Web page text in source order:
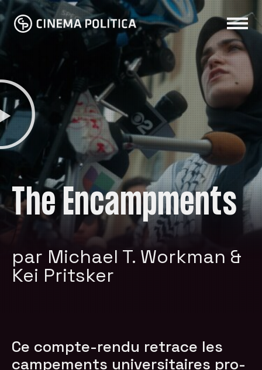
The Encampments
par Michael T. Workman &
Kei Pritsker
Ce compte-rendu retrace les
campements universitaires pro-